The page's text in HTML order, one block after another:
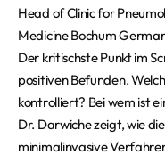
Head of Clinic for
Medicine Bochum
Der kritischste Punkt im
positiven Befunden.
kontrolliert? Bei wem ist
Dr. Darwiche zeigt, wie
minimalinvasive